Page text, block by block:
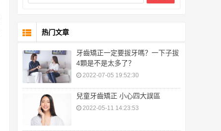
热门文章
牙齒矯正一定要拔牙嗎？一下子拔
4顆是不是太多了？
2022-07-05 19:52:30
兒童牙齒矯正 小心四大誤區
2022-05-11 14:23:53